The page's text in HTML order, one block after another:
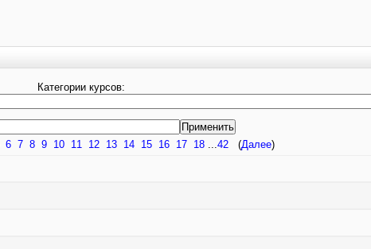
Категории курсов:
6 7 8 9 10 11 12 13 14 15 16 17 18 ...42 (Далее)